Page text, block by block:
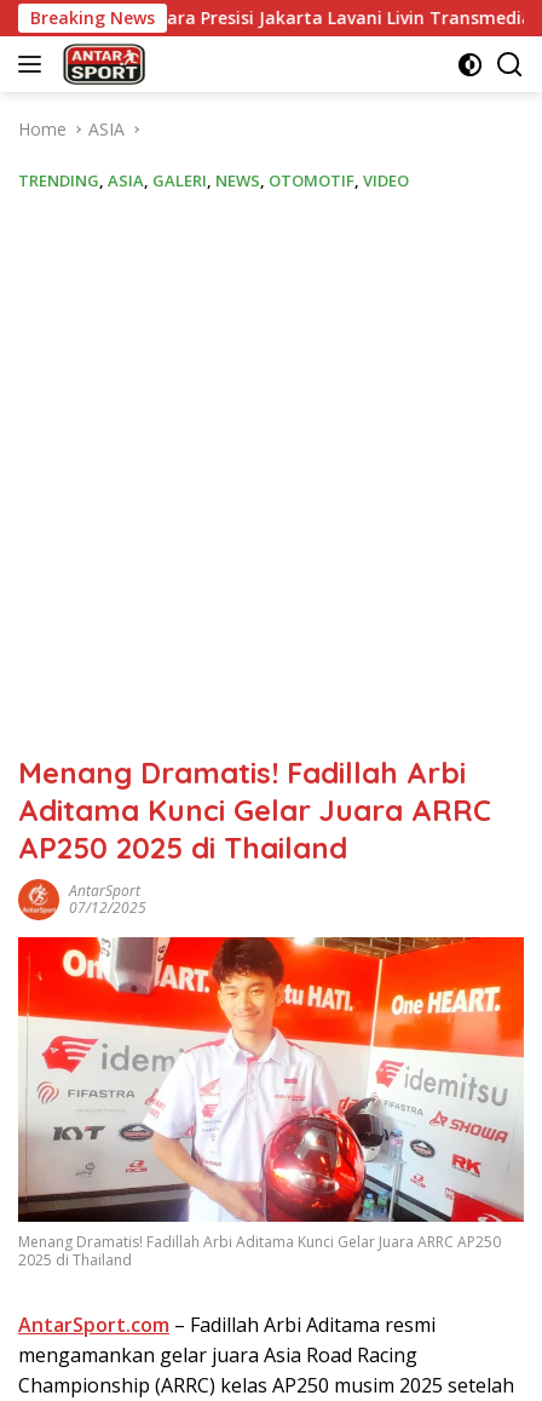
Skip
to
content
Breaking News
Presisi Jakarta Lavani Livin Transmedia di Grand
Home ASIA
TRENDING, ASIA, GALERI, NEWS, OTOMOTIF, VIDEO
Menang Dramatis! Fadillah Arbi
Aditama Kunci Gelar Juara ARRC
AP250 2025 di Thailand
AntarSport
07/12/2025
Menang Dramatis! Fadillah Arbi Aditama Kunci Gelar Juara ARRC AP250
2025 di Thailand
AntarSport.com – Fadillah Arbi Aditama resmi
mengamankan gelar juara Asia Road Racing
Championship (ARRC) kelas AP250 musim 2025 setelah